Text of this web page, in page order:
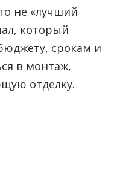
не «лучший
который
срокам и
в монтаж,
отделку.